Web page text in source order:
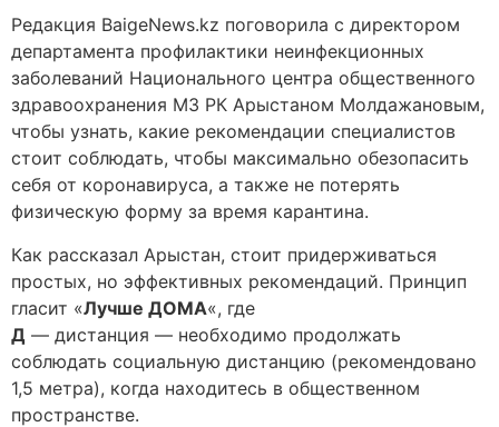
Редакция BaigeNews.kz поговорила с директором
департамента профилактики неинфекционных
заболеваний Национального центра общественного
здравоохранения МЗ РК Арыстаном Молдажановым,
чтобы узнать, какие рекомендации специалистов
стоит соблюдать, чтобы максимально обезопасить
себя от коронавируса, а также не потерять
физическую форму за время карантина.
Как рассказал Арыстан, стоит придерживаться
простых, но эффективных рекомендаций. Принцип
гласит «Лучше ДОМА«, где
Д — дистанция — необходимо продолжать
соблюдать социальную дистанцию (рекомендовано
1,5 метра), когда находитесь в общественном
пространстве.